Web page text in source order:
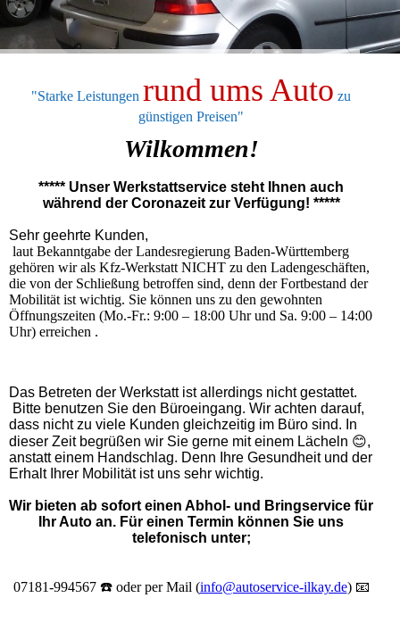
"Starke Leistungen rund ums Auto zu
günstigen Preisen"
Wilkommen!
***** Unser Werkstattservice steht Ihnen auch
während der Coronazeit zur Verfügung! *****
Sehr geehrte Kunden,
laut Bekanntgabe der Landesregierung Baden-Württemberg
gehören wir als Kfz-Werkstatt NICHT zu den Ladengeschäften,
die von der Schließung betroffen sind, denn der Fortbestand der
Mobilität ist wichtig. Sie können uns zu den gewohnten
Öffnungszeiten (Mo.-Fr.: 9:00 – 18:00 Uhr und Sa. 9:00 – 14:00
Uhr) erreichen .
Das Betreten der Werkstatt ist allerdings nicht gestattet.
Bitte benutzen Sie den Büroeingang. Wir achten darauf,
dass nicht zu viele Kunden gleichzeitig im Büro sind. In
dieser Zeit begrüßen wir Sie gerne mit einem Lächeln 😊,
anstatt einem Handschlag. Denn Ihre Gesundheit und der
Erhalt Ihrer Mobilität ist uns sehr wichtig.
Wir bieten ab sofort einen Abhol- und Bringservice für
Ihr Auto an. Für einen Termin können Sie uns
telefonisch unter;
07181-994567 ☎️ oder per Mail (info@autoservice-ilkay.de) 📧